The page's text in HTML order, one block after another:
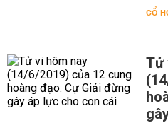
CỔ
Tử